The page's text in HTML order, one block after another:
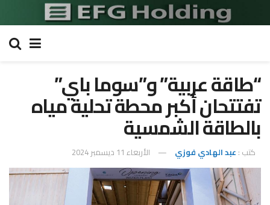
“طاقة عربية” و”سوما باي”
تفتتحان أكبر محطة تحلية مياه
بالطاقة الشمسية
كتب : عبد الهادي فوزي الأربعاء 11 ديسمبر 2024